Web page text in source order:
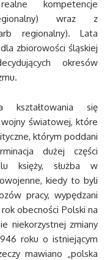
kompetencje
wraz z
regionalny). Lata
zbiorowości śląskiej
okresów
kształtowania się
światowej, które
którym poddani
dużej części
księży, służba w
kiedy to byli
pracy, wypędzani
obecności Polski na
niekorzystnej zmiany
roku o istniejącym
mawiano „polska